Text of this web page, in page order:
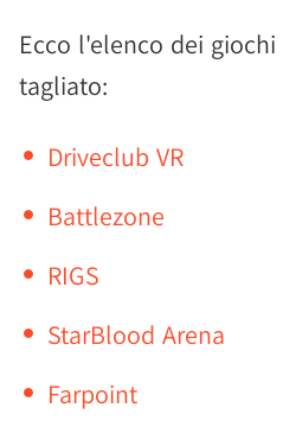
Ecco l'elenco dei
tagliato:
Driveclub VR
Battlezone
RIGS
StarBlood Arena
Farpoint